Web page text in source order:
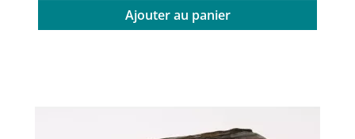
Ajouter au panier